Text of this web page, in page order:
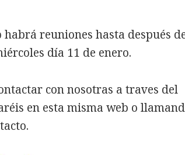
reuniones hasta después
día 11 de enero.
con nosotras a traves del
en esta misma web o